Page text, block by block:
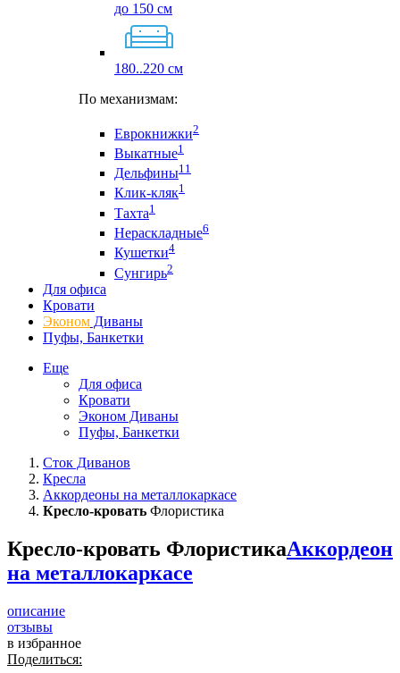
до 150 см
180..220 см
По механизмам:
Еврокнижки2
Выкатные1
Дельфины11
Клик-кляк1
Тахта1
Нераскладные6
Кушетки4
Сунгирь2
Для офиса
Кровати
Эконом Диваны
Пуфы, Банкетки
Еще
Для офиса
Кровати
Эконом Диваны
Пуфы, Банкетки
Сток Диванов
Кресла
Аккордеоны на металлокаркасе
Кресло-кровать Флористика
Кресло-кровать ФлористикаАккордеон
на металлокаркасе
описание
отзывы
в избранное
Поделиться: